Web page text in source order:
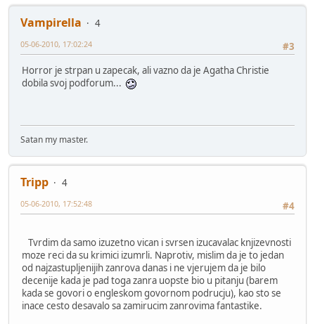
Vampirella
4
#3
05-06-2010, 17:02:24
Horror je strpan u zapecak, ali vazno da je Agatha Christie
dobila svoj podforum...
Satan my master.
Tripp
4
#4
05-06-2010, 17:52:48
Tvrdim da samo izuzetno vican i svrsen izucavalac knjizevnosti
moze reci da su krimici izumrli. Naprotiv, mislim da je to jedan
od najzastupljenijih zanrova danas i ne vjerujem da je bilo
decenije kada je pad toga zanra uopste bio u pitanju (barem
kada se govori o engleskom govornom podrucju), kao sto se
inace cesto desavalo sa zamirucim zanrovima fantastike.